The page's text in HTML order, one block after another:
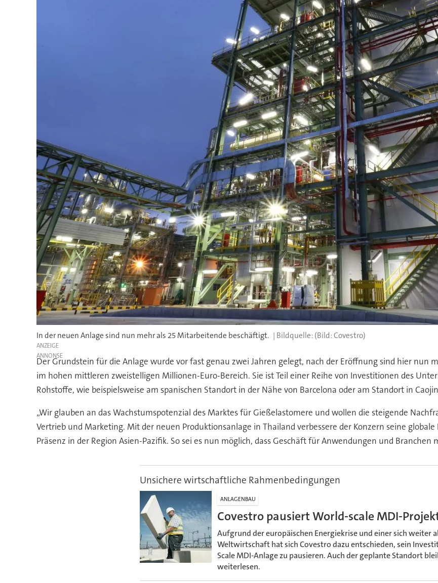
In der neuen Anlage sind nun mehr als 25 Mitarbeitende beschäftigt. (Bild: Covestro)
ANZEIGE
Der Grundstein für die Anlage wurde vor fast genau zwei Jahren gelegt, nach der Eröffnung sind hier nun
im hohen mittleren zweistelligen Millionen-Euro-Bereich. Sie ist Teil einer Reihe von Investitionen des
Rohstoffe, wie beispielsweise am spanischen Standort in der Nähe von Barcelona oder am Standort in
„Wir glauben an das Wachstumspotenzial des Marktes für Gießelastomere und wollen die steigende
Vertrieb und Marketing. Mit der neuen Produktionsanlage in Thailand verbessere der Konzern seine
Präsenz in der Region Asien-Pazifik. So sei es nun möglich, dass Geschäft für Anwendungen und
Unsichere wirtschaftliche Rahmenbedingungen
ANLAGENBAU
Covestro pausiert World-scale MDI-
Aufgrund der europäischen Energiekrise und einer sich weiter
Weltwirtschaft hat sich Covestro dazu entschieden, sein
Scale MDI-Anlage zu pausieren. Auch der geplante Standort
weiterlesen.